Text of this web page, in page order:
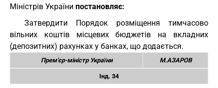
Міністрів України постановляє:
Затвердити Порядок розміщення тимчасово
вільних коштів місцевих бюджетів на вкладних
(депозитних) рахунках у банках, що додається.
Прем'єр-міністр України М.АЗАРОВ
Інд. 34